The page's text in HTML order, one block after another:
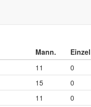
Mann.
Einzel
11
0
15
0
11
0